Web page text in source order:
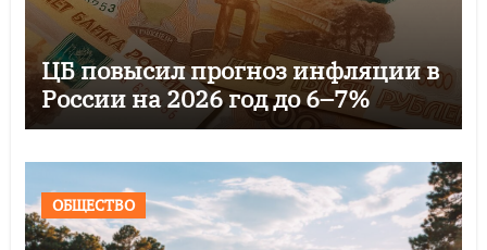
ЦБ повысил прогноз инфляции в
России на 2026 год до 6–7%
ОБЩЕСТВО